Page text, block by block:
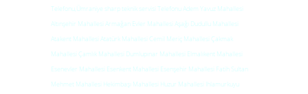
Telefonu,Ümraniye sharp teknik servisi Telefonu Adem Yavuz Mahallesi
Altınşehir Mahallesi Armağan Evler Mahallesi Aşağı Dudullu Mahallesi
Atakent Mahallesi Atatürk Mahallesi Cemil Meriç Mahallesi Çakmak
Mahallesi Çamlık Mahallesi Dumlupınar Mahallesi Elmalıkent Mahallesi
Esenevler Mahallesi Esenkent Mahallesi Esenşehir Mahallesi Fatih Sultan
Mehmet Mahallesi Hekimbaşı Mahallesi Huzur Mahallesi Ihlamurkuyu